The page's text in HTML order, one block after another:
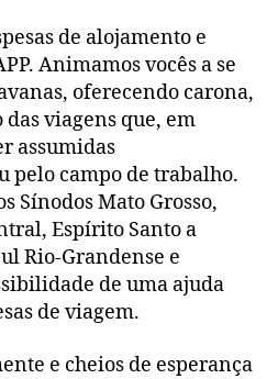
de alojamento e
Animamos vocês a se
oferecendo carona,
viagens que, em
assumidas
campo de trabalho.
Sínodos Mato Grosso,
Espírito Santo a
Rio-Grandense e
de uma ajuda
de viagem.
e cheios de esperança